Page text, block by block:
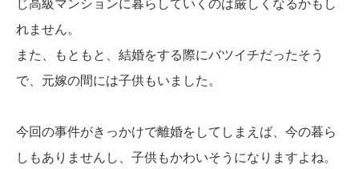
じ高級マンションに暮らしていくのは厳しくなるかもし
れません。
また、もともと、結婚をする際にバツイチだったそう
で、元嫁の間には子供もいました。
今回の事件がきっかけで離婚をしてしまえば、今の暮ら
しもありませんし、子供もかわいそうになりますよね。